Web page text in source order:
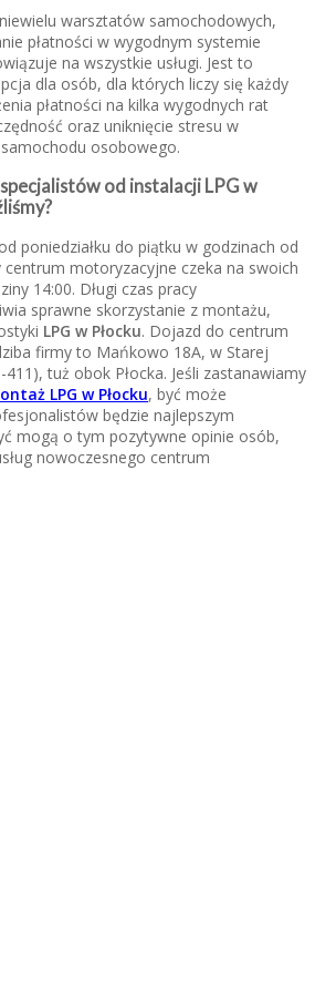
warsztatów samochodowych,
płatności w wygodnym systemie
na wszystkie usługi. Jest to
dla osób, dla których liczy się każdy
płatności na kilka wygodnych rat
oraz uniknięcie stresu w
osobowego.
od instalacji LPG w
poniedziałku do piątku w godzinach od
centrum motoryzacyjne czeka na swoich
14:00. Długi czas pracy
sprawne skorzystanie z montażu,
LPG w Płocku. Dojazd do centrum
firmy to Mańkowo 18A, w Starej
tuż obok Płocka. Jeśli zastanawiamy
LPG w Płocku, być może
będzie najlepszym
mogą o tym pozytywne opinie osób,
nowoczesnego centrum